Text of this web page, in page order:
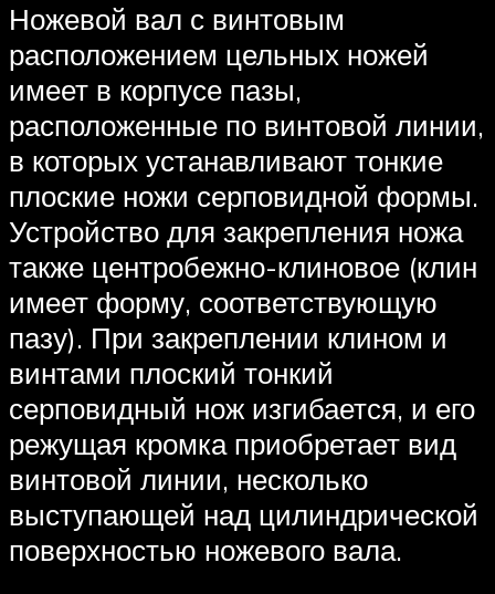
Ножевой вал с винтовым
расположением цельных ножей
имеет в корпусе пазы,
расположенные по винтовой линии,
в которых устанавливают тонкие
плоские ножи серповидной формы.
Устройство для закрепления ножа
также центробежно-клиновое (клин
имеет форму, соответствующую
пазу). При закреплении клином и
винтами плоский тонкий
серповидный нож изгибается, и его
режущая кромка приобретает вид
винтовой линии, несколько
выступающей над цилиндрической
поверхностью ножевого вала.